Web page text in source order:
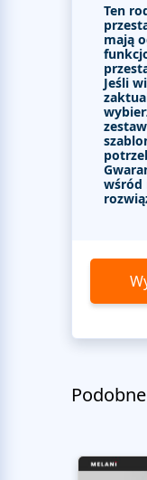
Ten
mają
Jeśli
wśród